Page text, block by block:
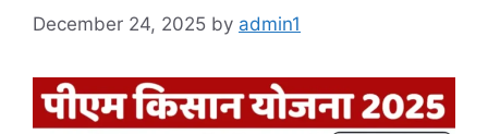
December 24, 2025 by admin1